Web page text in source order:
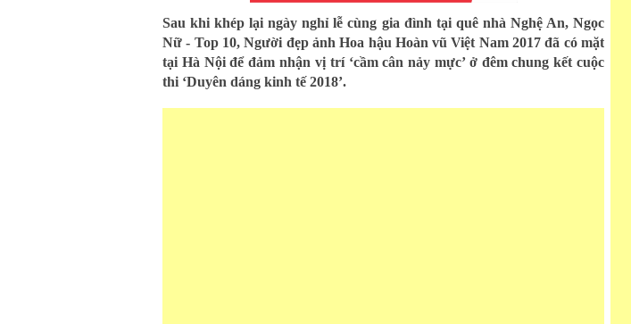
Sau khi khép lại ngày nghỉ lễ cùng gia đình tại quê nhà Nghệ An, Ngọc
Nữ - Top 10, Người đẹp ảnh Hoa hậu Hoàn vũ Việt Nam 2017 đã có mặt
tại Hà Nội để đảm nhận vị trí ‘cầm cân nảy mực’ ở đêm chung kết cuộc
thi ‘Duyên dáng kinh tế 2018’.